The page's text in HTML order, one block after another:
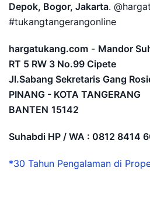
Depok, Bogor, Jakarta.
#tukangtangerangonline
hargatukang.com - Mandor
RT 5 RW 3 No.99 Cipete
Jl.Sabang Sekretaris Gang
PINANG - KOTA TANGERANG
BANTEN 15142
Suhabdi HP / WA : 0812 8414
*30 Tahun Pengalaman di